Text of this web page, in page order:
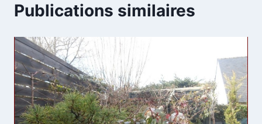
Publications similaires